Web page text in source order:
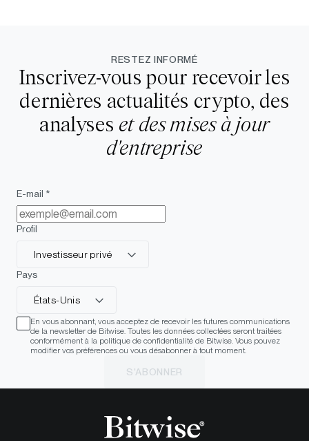
RESTEZ INFORMÉ
Inscrivez-vous pour recevoir les
dernières actualités crypto, des
analyses et des mises à jour
d'entreprise
E-mail *
Profil
Investisseur privé
Pays
États-Unis
En vous abonnant, vous acceptez de recevoir les futures communications
de la newsletter de Bitwise. Toutes les données collectées seront traitées
conformément à la politique de confidentialité de Bitwise. Vous pouvez
modifier vos préférences ou vous désabonner à tout moment.
S'ABONNER